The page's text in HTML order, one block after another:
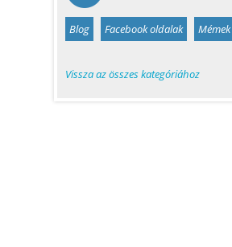
Blog Facebook oldalak Mémek
Vissza az összes kategóriához